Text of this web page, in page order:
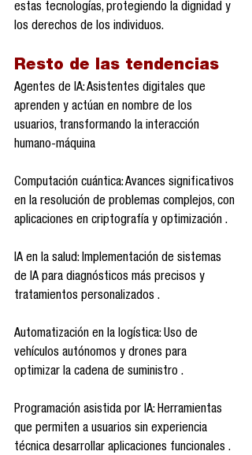
estas tecnologías, protegiendo la dignidad y
los derechos de los individuos.
Resto de las tendencias
Agentes de IA: Asistentes digitales que
aprenden y actúan en nombre de los
usuarios, transformando la interacción
humano-máquina
Computación cuántica: Avances significativos
en la resolución de problemas complejos, con
aplicaciones en criptografía y optimización .
IA en la salud: Implementación de sistemas
de IA para diagnósticos más precisos y
tratamientos personalizados .
Automatización en la logística: Uso de
vehículos autónomos y drones para
optimizar la cadena de suministro .
Programación asistida por IA: Herramientas
que permiten a usuarios sin experiencia
técnica desarrollar aplicaciones funcionales .